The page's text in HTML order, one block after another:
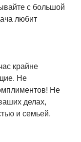
с большой
любит
крайне
Не
Не
делах,
и семьей.